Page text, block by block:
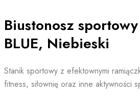
Biustonosz sportowy
BLUE, Niebieski
Stanik sportowy z efektownymi
fitness, siłownię oraz inne aktywności